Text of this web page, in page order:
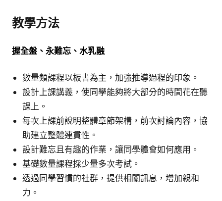
教學方法
握全盤、永難忘、水乳融
數量類課程以板書為主，加強推導過程的印象。
設計上課講義，使同學能夠將大部分的時間花在聽
課上。
每次上課前說明整體章節架構，前次討論內容，協
助建立整體連貫性。
設計難忘且有趣的作業，讓同學體會如何應用。
基礎數量課程採少量多次考試。
透過同學習慣的社群，提供相關訊息，增加親和
力。